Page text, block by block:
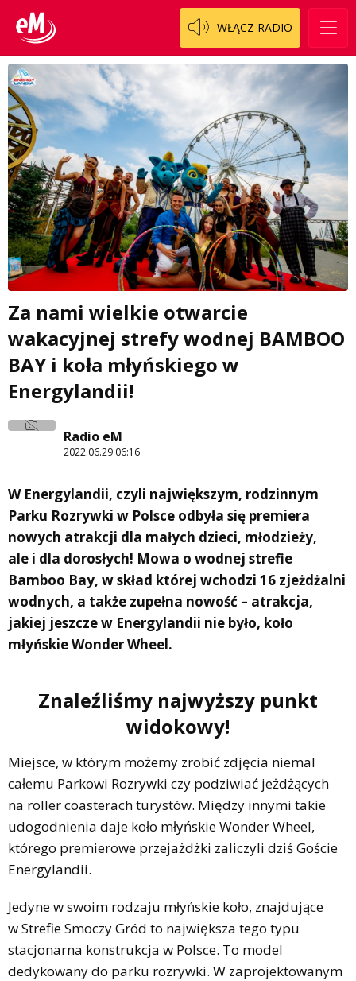
WŁĄCZ RADIO
Za nami wielkie otwarcie
wakacyjnej strefy wodnej BAMBOO
BAY i koła młyńskiego w
Energylandii!
Radio eM
2022.06.29 06:16
W Energylandii, czyli największym, rodzinnym
Parku Rozrywki w Polsce odbyła się premiera
nowych atrakcji dla małych dzieci, młodzieży,
ale i dla dorosłych! Mowa o wodnej strefie
Bamboo Bay, w skład której wchodzi 16 zjeżdżalni
wodnych, a także zupełna nowość – atrakcja,
jakiej jeszcze w Energylandii nie było, koło
młyńskie Wonder Wheel.
Znaleźliśmy najwyższy punkt
widokowy!
Miejsce, w którym możemy zrobić zdjęcia niemal
całemu Parkowi Rozrywki czy podziwiać jeżdżących
na roller coasterach turystów. Między innymi takie
udogodnienia daje koło młyńskie Wonder Wheel,
którego premierowe przejażdżki zaliczyli dziś Goście
Energylandii.
Jedyne w swoim rodzaju młyńskie koło, znajdujące
w Strefie Smoczy Gród to największa tego typu
stacjonarna konstrukcja w Polsce. To model
dedykowany do parku rozrywki. W zaprojektowanym